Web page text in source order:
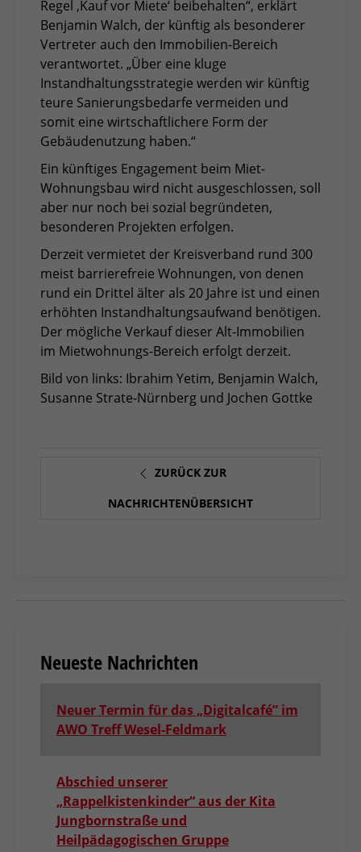
Regel ‚Kauf vor Miete‘ beibehalten“, erklärt
Benjamin Walch, der künftig als besonderer
Vertreter auch den Immobilien-Bereich
verantwortet. „Über eine kluge
Instandhaltungsstrategie werden wir künftig
teure Sanierungsbedarfe vermeiden und
somit eine wirtschaftlichere Form der
Gebäudenutzung haben.“
Ein künftiges Engagement beim Miet-
Wohnungsbau wird nicht ausgeschlossen, soll
aber nur noch bei sozial begründeten,
besonderen Projekten erfolgen.
Derzeit vermietet der Kreisverband rund 300
meist barrierefreie Wohnungen, von denen
rund ein Drittel älter als 20 Jahre ist und einen
erhöhten Instandhaltungsaufwand benötigen.
Der mögliche Verkauf dieser Alt-Immobilien
im Mietwohnungs-Bereich erfolgt derzeit.
Bild von links: Ibrahim Yetim, Benjamin Walch,
Susanne Strate-Nürnberg und Jochen Gottke
ZURÜCK ZUR
NACHRICHTENÜBERSICHT
Neueste Nachrichten
Neuer Termin für das „Digitalcafé” im
AWO Treff Wesel-Feldmark
Abschied unserer
„Rappelkistenkinder“ aus der Kita
Jungbornstraße und
Heilpädagogischen Gruppe